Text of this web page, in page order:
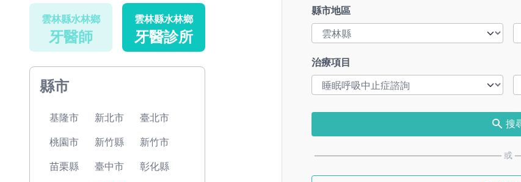
雲林縣水林鄉
牙醫師
雲林縣水林鄉
牙醫診所
縣市
基隆市 新北市 臺北市
桃園市 新竹縣 新竹市
苗栗縣 臺中市 彰化縣
縣市地區
治療項目
搜
或